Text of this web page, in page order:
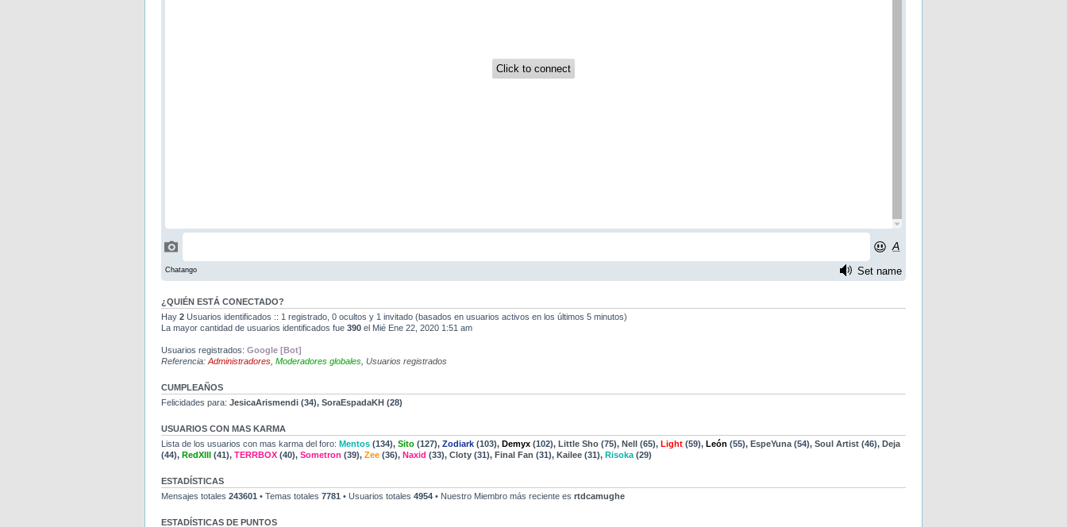
¿QUIÉN ESTÁ CONECTADO?
Hay 2 Usuarios identificados :: 1 registrado, 0 ocultos y 1 invitado (basados en usuarios activos en los últimos 5 minutos)
La mayor cantidad de usuarios identificados fue 390 el Mié Ene 22, 2020 1:51 am
Usuarios registrados: Google [Bot]
Referencia: Administradores Moderadores globales Usuarios registrados
CUMPLEAÑOS
Felicidades para: JesicaArismendi (34), SoraEspadaKH (28)
USUARIOS CON MAS KARMA
Lista de los usuarios con mas karma del foro: Mentos (134), Sito (127), Zodiark (103), Demyx (102), Little Sho (75), Nell (65), Light (59), León (55), EspeYuna (54), Soul Artist (46), Deja
(44), RedXIII (41), TERRBOX (40), Sometron (39), Zee (36), Naxid (33), Cloty (31), Final Fan (31), Kailee (31), Risoka (29)
ESTADÍSTICAS
Mensajes totales 243601 • Temas totales 7781 • Usuarios totales 4954 • Nuestro Miembro más reciente es rtdcamughe
ESTADÍSTICAS DE PUNTOS